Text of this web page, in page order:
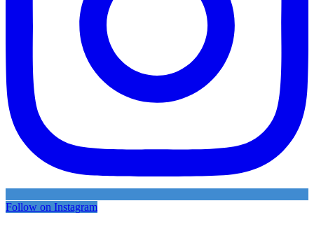
Follow on Instagram